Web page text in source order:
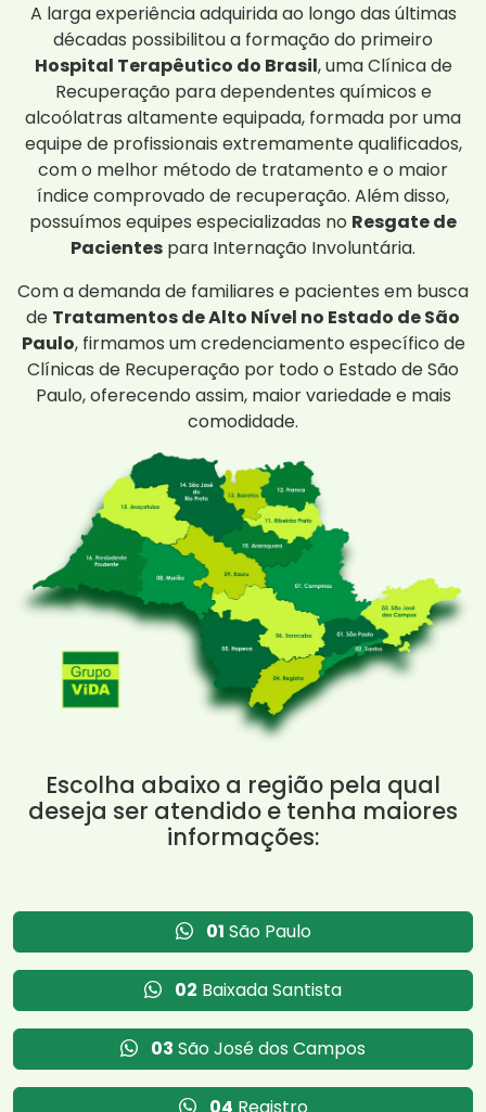
A larga experiência adquirida ao longo das últimas
décadas possibilitou a formação do primeiro
Hospital Terapêutico do Brasil, uma Clínica de
Recuperação para dependentes químicos e
alcoólatras altamente equipada, formada por uma
equipe de profissionais extremamente qualificados,
com o melhor método de tratamento e o maior
índice comprovado de recuperação. Além disso,
possuímos equipes especializadas no Resgate de
Pacientes para Internação Involuntária.
Com a demanda de familiares e pacientes em busca
de Tratamentos de Alto Nível no Estado de São
Paulo, firmamos um credenciamento específico de
Clínicas de Recuperação por todo o Estado de São
Paulo, oferecendo assim, maior variedade e mais
comodidade.
Escolha abaixo a região pela qual
deseja ser atendido e tenha maiores
informações:
01 São Paulo
02 Baixada Santista
03 São José dos Campos
04 Registro